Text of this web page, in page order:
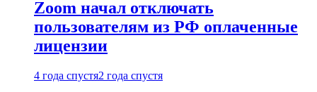
Zoom начал отключать
пользователям из РФ оплаченные
лицензии
4 года спустя2 года спустя